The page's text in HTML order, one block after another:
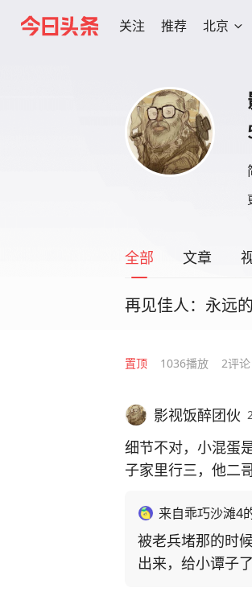
关注 推荐 北京
全部 文章
再见佳人：永远
置顶 1036播放 2评论
影视饭醉团伙
细节不对，小混蛋
子家里行三，他二
了这是确实没错。
来自乖巧沙滩4
被老兵堵那的时
出来，给小谭子